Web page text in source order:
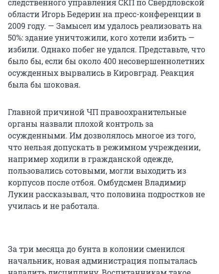
следственного управления СКП по Свердловской
области Игорь Бедерин на пресс-конференции в
2009 году. — Замысел им удалось реализовать на
50%: здание уничтожили, кого хотели избить —
избили. Однако побег не удался. Представьте, что
было бы, если бы около 400 несовершеннолетних
осужденных вырвались в Кировград. Реакция
была бы шоковая.
Главной причиной ЧП правоохранительные
органы назвали плохой контроль за
осужденными. Им дозволялось многое из того,
что нельзя допускать в режимном учреждении,
например ходили в гражданской одежде,
пользовались сотовыми, могли выходить из
корпусов после отбоя. Омбудсмен Владимир
Лукин рассказывал, что половина подростков не
училась и не работала.
За три месяца до бунта в колонии сменился
начальник, новая администрация попыталась